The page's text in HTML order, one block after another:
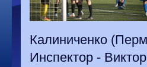
Калиниченко
Инспектор -